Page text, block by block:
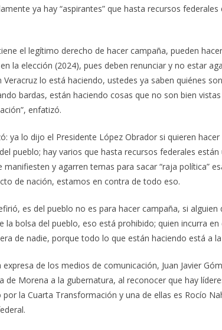
ya hay “aspirantes” que hasta recursos
el legítimo derecho de hacer campaña, pueden
la elección (2024), pues deben renunciar y no estar
Veracruz lo está haciendo, ustedes ya saben quiénes
bardas, están haciendo cosas que no son bien
enfatizó.
ya lo dijo el Presidente López Obrador si quieren
pueblo; hay varios que hasta recursos federales
manifiesten y agarren temas para sacar “raja política”
de nación, estamos en contra de todo eso.
es del pueblo no es para hacer campaña, si
la bolsa del pueblo, eso está prohibido; quien incurra
de nadie, porque todo lo que están haciendo está a
expresa de los medios de comunicación, Juan Javier
de Morena a la gubernatura, al reconocer que hay
la Cuarta Transformación y una de ellas es Rocío